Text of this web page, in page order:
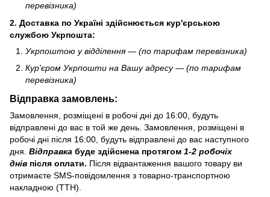
перевізника)
2. Доставка по Україні здійснюється кур'єрською
службою Укрпошта:
Укрпоштою у відділення — (по тарифам перевізника)
Кур'єром Укрпошти на Вашу адресу — (по тарифам
перевізника)
Відправка замовлень:
Замовлення, розміщені в робочі дні до 16:00, будуть
відправлені до вас в той же день. Замовлення, розміщені в
робочі дні після 16:00, будуть відправлені до вас наступного
дня. Відправка буде здійснена протягом 1-2 робочіх
днів після оплати. Після відвантаження вашого товару ви
отримаєте SMS-повідомлення з товарно-транспортною
накладною (ТТН).